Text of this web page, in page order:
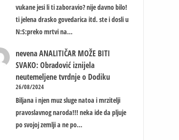
vukane jesi li ti zaboravio? nije davno bilo!
ti jelena drasko govedarica itd. ste i dosli u
N:S:preko mrtvi na…
nevena ANALITIČAR MOŽE BITI
SVAKO: Obradović iznijela
neutemeljene tvrdnje o Dodiku
26/08/2024
Biljana i njen muz sluge natoa i mrzitelji
pravoslavnog naroda!!! neka ide da pljuje
po svojoj zemlji a ne po…